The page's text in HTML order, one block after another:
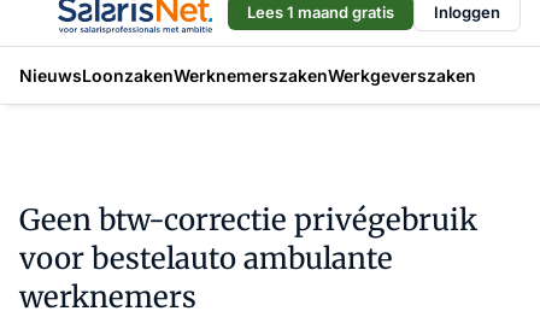
Lees 1 maand gratis Inloggen
NieuwsLoonzakenWerknemerszakenWerkgeverszaken
Geen btw-correctie privégebruik
voor bestelauto ambulante
werknemers